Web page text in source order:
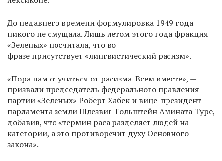
До недавнего времени формулировка 1949 года
никого не смущала. Лишь летом этого года фракция
«Зеленых» посчитала, что во
фразе присутствует «лингвистический расизм».
«Пора нам отучиться от расизма. Всем вместе», —
призвали председатель федерального правления
партии «Зеленых» Роберт Хабек и вице-президент
парламента земли Шлезвиг-Гольштейн Амината Туре,
добавив, что «термин раса разделяет людей на
категории, а это противоречит духу Основного
закона».